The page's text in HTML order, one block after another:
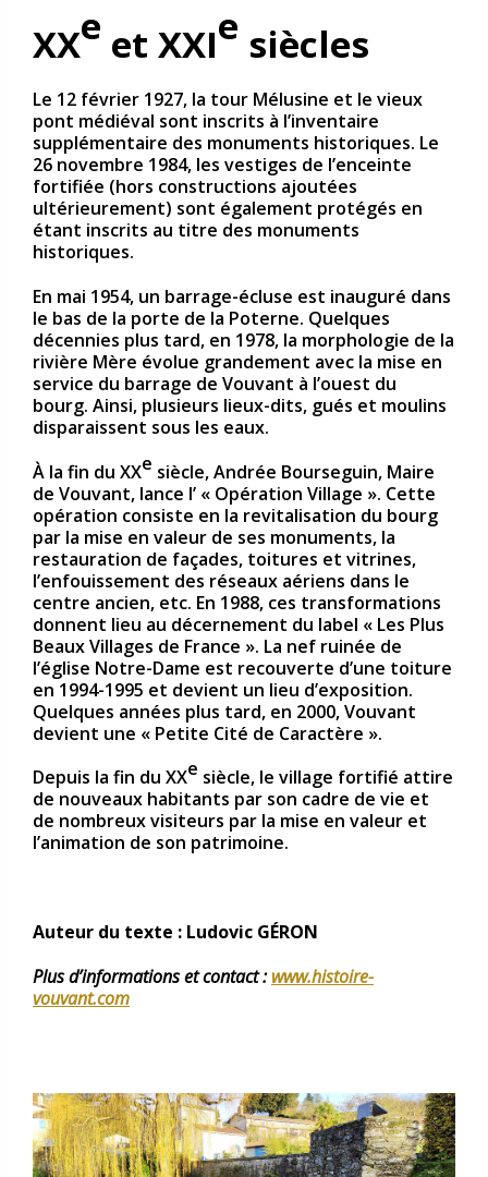
XXe et XXIe siècles
Le 12 février 1927, la tour Mélusine et le vieux
pont médiéval sont inscrits à l’inventaire
supplémentaire des monuments historiques. Le
26 novembre 1984, les vestiges de l’enceinte
fortifiée (hors constructions ajoutées
ultérieurement) sont également protégés en
étant inscrits au titre des monuments
historiques.
En mai 1954, un barrage-écluse est inauguré dans
le bas de la porte de la Poterne. Quelques
décennies plus tard, en 1978, la morphologie de la
rivière Mère évolue grandement avec la mise en
service du barrage de Vouvant à l’ouest du
bourg. Ainsi, plusieurs lieux-dits, gués et moulins
disparaissent sous les eaux.
À la fin du XXe siècle, Andrée Bourseguin, Maire
de Vouvant, lance l’ « Opération Village ». Cette
opération consiste en la revitalisation du bourg
par la mise en valeur de ses monuments, la
restauration de façades, toitures et vitrines,
l’enfouissement des réseaux aériens dans le
centre ancien, etc. En 1988, ces transformations
donnent lieu au décernement du label « Les Plus
Beaux Villages de France ». La nef ruinée de
l’église Notre-Dame est recouverte d’une toiture
en 1994-1995 et devient un lieu d’exposition.
Quelques années plus tard, en 2000, Vouvant
devient une « Petite Cité de Caractère ».
Depuis la fin du XXe siècle, le village fortifié attire
de nouveaux habitants par son cadre de vie et
de nombreux visiteurs par la mise en valeur et
l’animation de son patrimoine.
Auteur du texte : Ludovic GÉRON
Plus d’informations et contact :www.histoire-
vouvant.com